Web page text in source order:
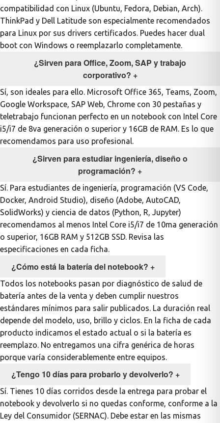
compatibilidad con Linux (Ubuntu, Fedora, Debian, Arch).
ThinkPad y Dell Latitude son especialmente recomendados
para Linux por sus drivers certificados. Puedes hacer dual
boot con Windows o reemplazarlo completamente.
¿Sirven para Office, Zoom, SAP y trabajo
corporativo? +
Sí, son ideales para ello. Microsoft Office 365, Teams, Zoom,
Google Workspace, SAP Web, Chrome con 30 pestañas y
teletrabajo funcionan perfecto en un notebook con Intel Core
i5/i7 de 8va generación o superior y 16GB de RAM. Es lo que
recomendamos para uso profesional.
¿Sirven para estudiar ingeniería, diseño o
programación? +
Sí. Para estudiantes de ingeniería, programación (VS Code,
Docker, Android Studio), diseño (Adobe, AutoCAD,
SolidWorks) y ciencia de datos (Python, R, Jupyter)
recomendamos al menos Intel Core i5/i7 de 10ma generación
o superior, 16GB RAM y 512GB SSD. Revisa las
especificaciones en cada ficha.
¿Cómo está la batería del notebook? +
Todos los notebooks pasan por diagnóstico de salud de
batería antes de la venta y deben cumplir nuestros
estándares mínimos para salir publicados. La duración real
depende del modelo, uso, brillo y ciclos. En la ficha de cada
producto indicamos el estado actual o si la batería es
reemplazo. No entregamos una cifra genérica de horas
porque varía considerablemente entre equipos.
¿Tengo 10 días para probarlo y devolverlo? +
Sí. Tienes 10 días corridos desde la entrega para probar el
notebook y devolverlo si no quedas conforme, conforme a la
Ley del Consumidor (SERNAC). Debe estar en las mismas